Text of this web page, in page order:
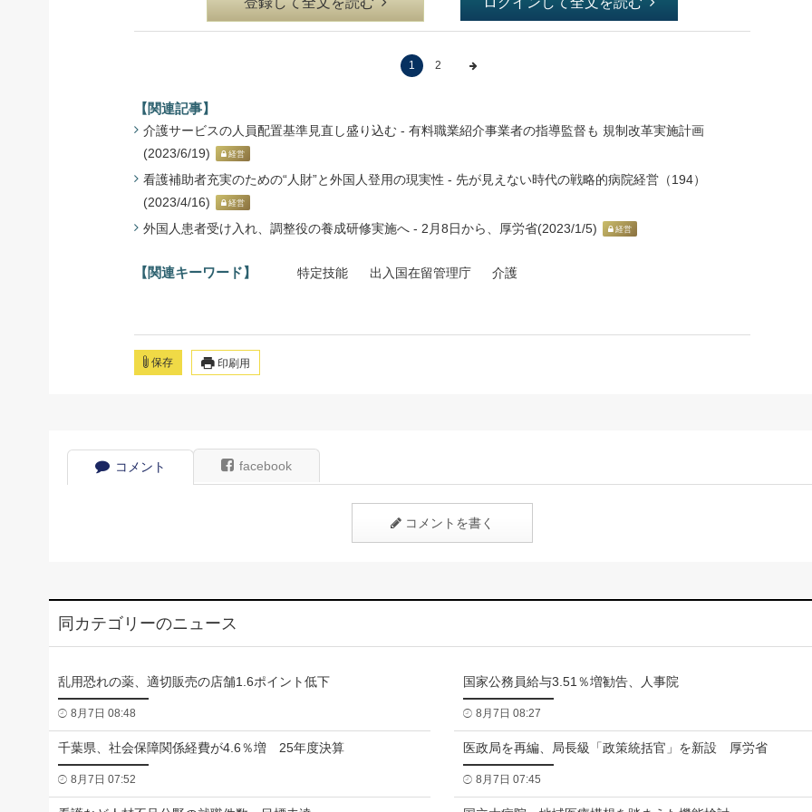
1 2
【関連記事】
介護サービスの人員配置基準見直し盛り込む - 有料職業紹介事業者の指導監督も 規制改革実施計画
(2023/6/19)
経営
看護補助者充実のための“人財”と外国人登用の現実性 - 先が見えない時代の戦略的病院経営（194）
(2023/4/16)
経営
外国人患者受け入れ、調整役の養成研修実施へ - 2月8日から、厚労省(2023/1/5) 経営
【関連キーワード】 特定技能 出入国在留管理庁 介護
保存 印刷用
コメント facebook
コメントを書く
同カテゴリーのニュース
乱用恐れの薬、適切販売の店舗1.6ポイント低下
8月7日 08:48
国家公務員給与3.51％増勧告、人事院
8月7日 08:27
千葉県、社会保障関係経費が4.6％増 25年度決算
8月7日 07:52
医政局を再編、局長級「政策統括官」を新設 厚労省
8月7日 07:45